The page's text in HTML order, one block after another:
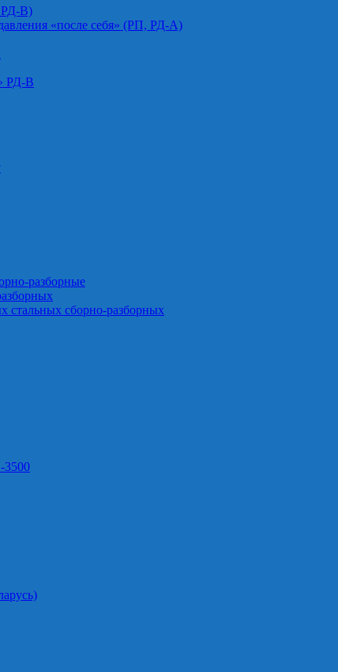
РД-В)
«после себя» (РП, РД-А)
РД-В
разборные
стальных сборно-разборных
3500